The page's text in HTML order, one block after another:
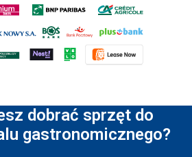
dobrać sprzęt do
gastronomicznego?